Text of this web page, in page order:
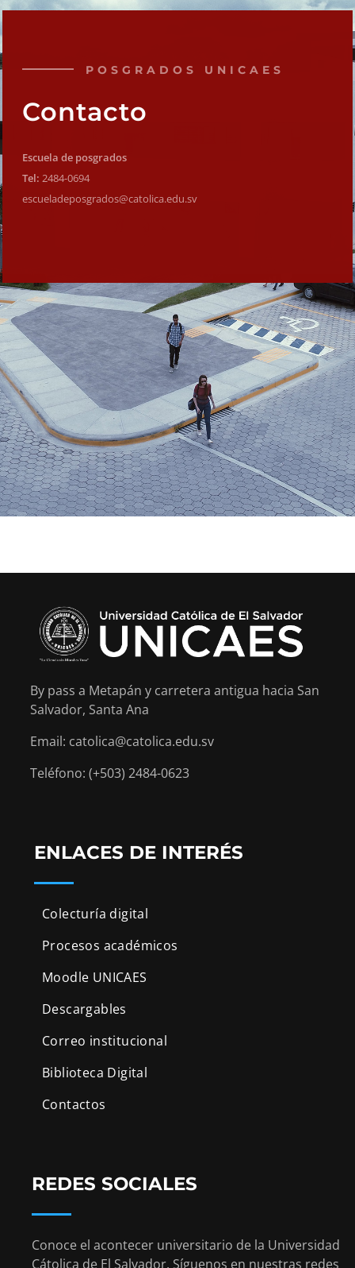
POSGRADOS UNICAES
Contacto
Escuela de posgrados
Tel: 2484-0694
escueladeposgrados@catolica.edu.sv
By pass a Metapán y carretera antigua hacia San
Salvador, Santa Ana
Email: catolica@catolica.edu.sv
Teléfono: (+503) 2484-0623
ENLACES DE INTERÉS
Colecturía digital
Procesos académicos
Moodle UNICAES
Descargables
Correo institucional
Biblioteca Digital
Contactos
REDES SOCIALES
Conoce el acontecer universitario de la Universidad
Cátolica de El Salvador. Síguenos en nuestras redes